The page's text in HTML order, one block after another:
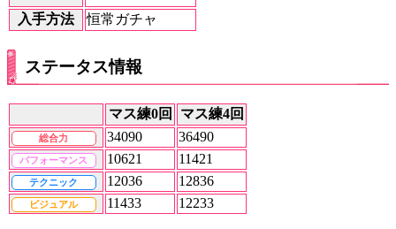
入手方法
恒常ガチャ
ステータス情報
マス練0回 マス練4回
総合力 34090 36490
パフォーマンス 10621 11421
テクニック 12036 12836
ビジュアル 11433 12233